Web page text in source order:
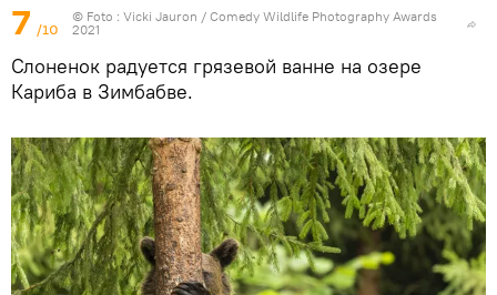
7 /10
© Foto : Vicki Jauron / Comedy Wildlife Photography Awards
2021
Слоненок радуется грязевой ванне на озере
Кариба в Зимбабве.